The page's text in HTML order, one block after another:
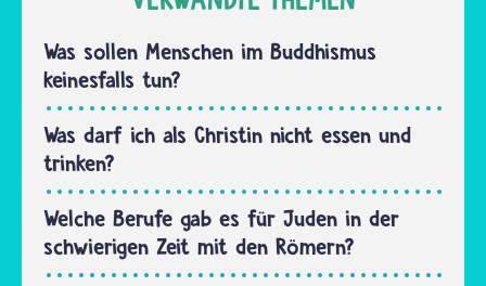
lässt es
sich…
Muslime
nicht
essen
und
trinken
sollen.
Verboten
ist vor
allem…
Was sollen Menschen im Buddhismus
keinesfalls tun?
Was darf ich als Christin nicht essen und
trinken?
Welche Berufe gab es für Juden in der
schwierigen Zeit mit den Römern?